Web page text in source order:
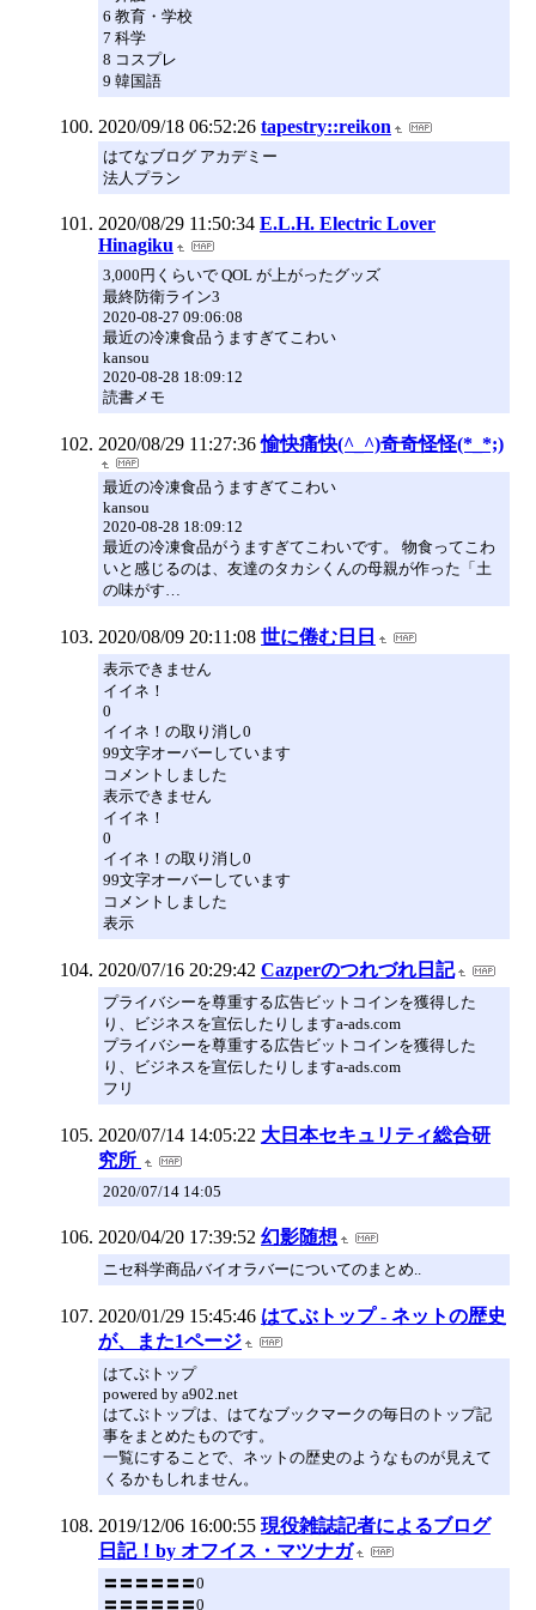
6 教育・学校
7 科学
8 コスプレ
9 韓国語
2020/09/18 06:52:26 tapestry::reikon
はてなブログ アカデミー
法人プラン
2020/08/29 11:50:34 E.L.H. Electric Lover
Hinagiku
3,000円くらいで QOL が上がったグッズ
最終防衛ライン3
2020-08-27 09:06:08
最近の冷凍食品うますぎてこわい
kansou
2020-08-28 18:09:12
読書メモ
2020/08/29 11:27:36 愉快痛快(^_^)奇奇怪怪(*_*;)
最近の冷凍食品うますぎてこわい
kansou
2020-08-28 18:09:12
最近の冷凍食品がうますぎてこわいです。 物食ってこわ
いと感じるのは、友達のタカシくんの母親が作った「土
の味がす…
2020/08/09 20:11:08 世に倦む日日
表示できません
イイネ！
0
イイネ！の取り消し0
99文字オーバーしています
コメントしました
表示できません
イイネ！
0
イイネ！の取り消し0
99文字オーバーしています
コメントしました
表示
2020/07/16 20:29:42 Cazperのつれづれ日記
プライバシーを尊重する広告ビットコインを獲得した
り、ビジネスを宣伝したりしますa-ads.com
プライバシーを尊重する広告ビットコインを獲得した
り、ビジネスを宣伝したりしますa-ads.com
フリ
2020/07/14 14:05:22 大日本セキュリティ総合研
究所
2020/07/14 14:05
2020/04/20 17:39:52 幻影随想
ニセ科学商品バイオラバーについてのまとめ..
2020/01/29 15:45:46 はてぶトップ - ネットの歴史
が、また1ページ
はてぶトップ
powered by a902.net
はてぶトップは、はてなブックマークの毎日のトップ記
事をまとめたものです。
一覧にすることで、ネットの歴史のようなものが見えて
くるかもしれません。
2019/12/06 16:00:55 現役雑誌記者によるブログ
日記！by オフイス・マツナガ
〓〓〓〓〓〓0
〓〓〓〓〓〓0